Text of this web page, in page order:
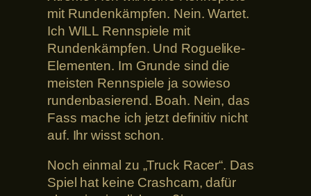
mit Rundenkämpfen. Nein. Wartet.
Ich WILL Rennspiele mit
Rundenkämpfen. Und Roguelike-
Elementen. Im Grunde sind die
meisten Rennspiele ja sowieso
rundenbasierend. Boah. Nein, das
Fass mache ich jetzt definitiv nicht
auf. Ihr wisst schon.
Noch einmal zu „Truck Racer“. Das
Spiel hat keine Crashcam, dafür